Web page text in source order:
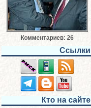
Комментариев: 26
Ссылки
Кто на сайте